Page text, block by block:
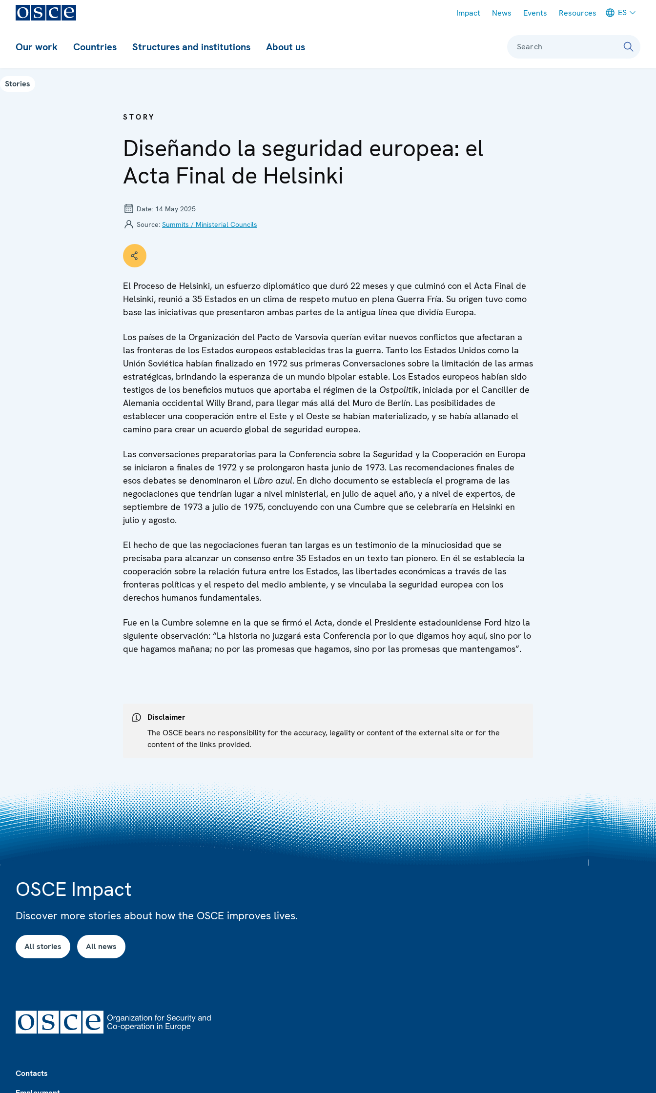
Impact News Events Resources ES
Our work Countries Structures and institutions About us Search
Stories
STORY
Diseñando la seguridad europea: el
Acta Final de Helsinki
Date: 14 May 2025
Source: Summits / Ministerial Councils
El Proceso de Helsinki, un esfuerzo diplomático que duró 22 meses y que culminó con el Acta Final de
Helsinki, reunió a 35 Estados en un clima de respeto mutuo en plena Guerra Fría. Su origen tuvo como
base las iniciativas que presentaron ambas partes de la antigua línea que dividía Europa.
Los países de la Organización del Pacto de Varsovia querían evitar nuevos conflictos que afectaran a
las fronteras de los Estados europeos establecidas tras la guerra. Tanto los Estados Unidos como la
Unión Soviética habían finalizado en 1972 sus primeras Conversaciones sobre la limitación de las armas
estratégicas, brindando la esperanza de un mundo bipolar estable. Los Estados europeos habían sido
testigos de los beneficios mutuos que aportaba el régimen de la Ostpolitik, iniciada por el Canciller de
Alemania occidental Willy Brand, para llegar más allá del Muro de Berlín. Las posibilidades de
establecer una cooperación entre el Este y el Oeste se habían materializado, y se había allanado el
camino para crear un acuerdo global de seguridad europea.
Las conversaciones preparatorias para la Conferencia sobre la Seguridad y la Cooperación en Europa
se iniciaron a finales de 1972 y se prolongaron hasta junio de 1973. Las recomendaciones finales de
esos debates se denominaron el Libro azul. En dicho documento se establecía el programa de las
negociaciones que tendrían lugar a nivel ministerial, en julio de aquel año, y a nivel de expertos, de
septiembre de 1973 a julio de 1975, concluyendo con una Cumbre que se celebraría en Helsinki en
julio y agosto.
El hecho de que las negociaciones fueran tan largas es un testimonio de la minuciosidad que se
precisaba para alcanzar un consenso entre 35 Estados en un texto tan pionero. En él se establecía la
cooperación sobre la relación futura entre los Estados, las libertades económicas a través de las
fronteras políticas y el respeto del medio ambiente, y se vinculaba la seguridad europea con los
derechos humanos fundamentales.
Fue en la Cumbre solemne en la que se firmó el Acta, donde el Presidente estadounidense Ford hizo la
siguiente observación: “La historia no juzgará esta Conferencia por lo que digamos hoy aquí, sino por lo
que hagamos mañana; no por las promesas que hagamos, sino por las promesas que mantengamos”.
Disclaimer
The OSCE bears no responsibility for the accuracy, legality or content of the external site or for the
content of the links provided.
OSCE Impact
Discover more stories about how the OSCE improves lives.
All stories All news
Contacts